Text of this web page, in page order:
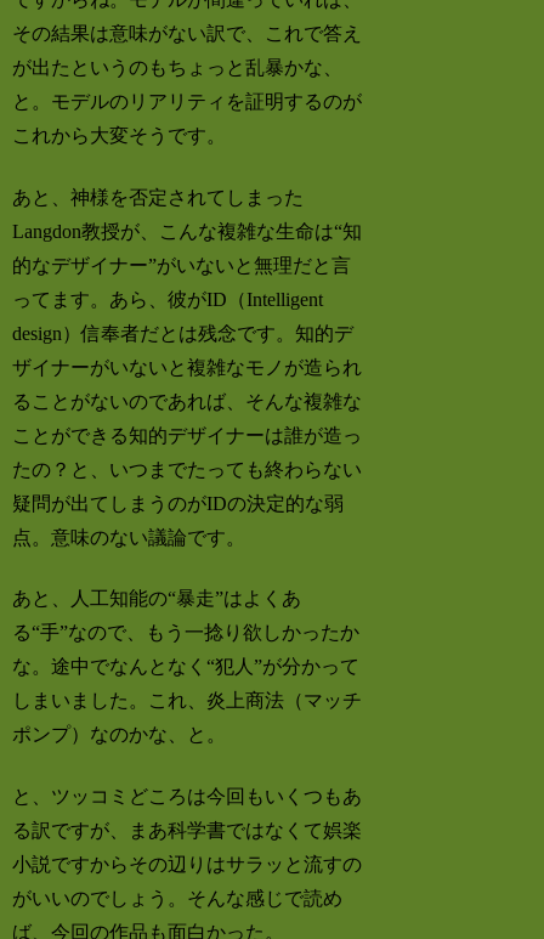
その結果は意味がない訳で、これで答え
が出たというのもちょっと乱暴かな、
と。モデルのリアリティを証明するのが
これから大変そうです。
あと、神様を否定されてしまった
Langdon教授が、こんな複雑な生命は“知
的なデザイナー”がいないと無理だと言
ってます。あら、彼がID（Intelligent
design）信奉者だとは残念です。知的デ
ザイナーがいないと複雑なモノが造られ
ることがないのであれば、そんな複雑な
ことができる知的デザイナーは誰が造っ
たの？と、いつまでたっても終わらない
疑問が出てしまうのがIDの決定的な弱
点。意味のない議論です。
あと、人工知能の“暴走”はよくあ
る“手”なので、もう一捻り欲しかったか
な。途中でなんとなく“犯人”が分かって
しまいました。これ、炎上商法（マッチ
ポンプ）なのかな、と。
と、ツッコミどころは今回もいくつもあ
る訳ですが、まあ科学書ではなくて娯楽
小説ですからその辺りはサラッと流すの
がいいのでしょう。そんな感じで読め
ば、今回の作品も面白かった。